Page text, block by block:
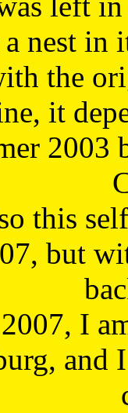
nest in
the
it
2003
this
but
I
and